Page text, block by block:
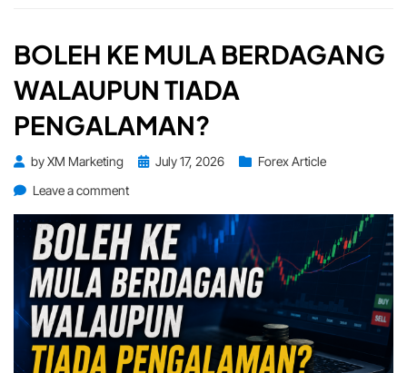
BOLEH KE MULA BERDAGANG
WALAUPUN TIADA
PENGALAMAN?
byXM Marketing
PostedJuly 17, 2026
Forex Article
Leave a commenton
Ke
Mula
Berdagang
Walaupun
Tiada
Pengalaman?